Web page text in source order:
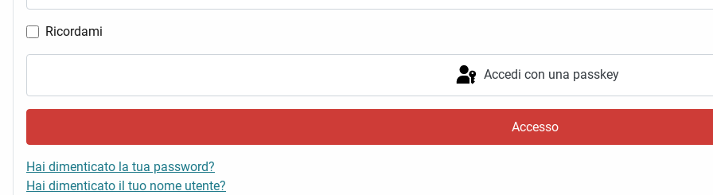
Ricordami
Accedi con una passkey
Accesso
Hai dimenticato la tua password?
Hai dimenticato il tuo nome utente?